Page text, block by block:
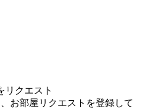
リクエスト
お部屋リクエストを登録して